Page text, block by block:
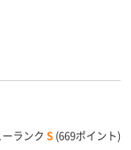
ーランク S (669ポイント)